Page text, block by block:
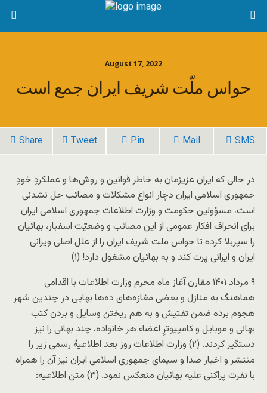
August 17, 2022
حواس ملّت شریف ایران جمع است
Share Tweet Pin Mail SMS
در حالی که ایران عزیزمان به خاطر قوانین و روش‌ها و عملکردِ خودِ
جمهوری اسلامی ایران دچار انواع مشکلات و مصائب حل نشدنی
است، مسؤولین حکومت و وزارت اطلاعات جمهوری اسلامی ایران
برای انحراف افکار عمومی از این مصائب و وضعیّت اسفبار، بهائیان
را سپربلا کرده تا حواس ملت شریف ایران را از علل اصلی ویرانی
ایران و ایرانی پرت کند و به بهائیان مشغول دارد! (۱)
۹ مرداد ۱۴۰۱ مقارن آغاز ماه محرم وزارت اطلاعات با اقدامی
هماهنگ به منازل و بعضی مغازه‌های ده‌ها بهایی در چندین شهر
هجوم برده ضمن تفتیش و به هم ریختن وسایل و بردن کتب
بهائی و موبایل و کامپیوترِ اعضاء هر خانواده، چند بهائی را نیز
دستگیر کردند. (۲) وزارت اطلاعات روز بعد اطلاعیۀ رسمی زیر را
منتشر و اخبار صدا و سیمای جمهوری اسلامی ایران نیز آن را همراه
با نفرت پراکنی علیه بهائیان منعکس نمود. (۳) متن اطلاعیه: